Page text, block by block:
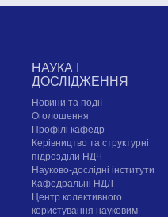
НАУКА І
ДОСЛІДЖЕННЯ
Новини та події
Оголошення
Профілі кафедр
Керівництво та структурні
підрозділи НДЧ
Науково-дослідні інститути
Кафедральні НДЛ
Центр колективного
користування науковим